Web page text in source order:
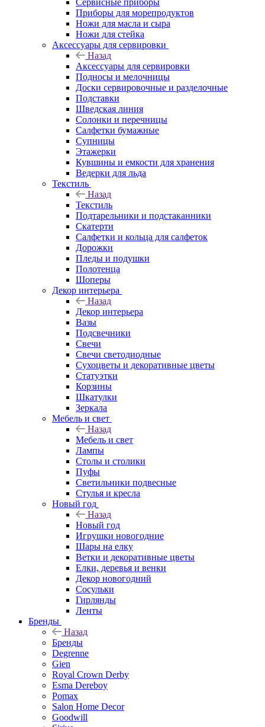
Сервисные приборы
Приборы для морепродуктов
Ножи для масла и сыра
Ножи для стейка
Аксессуары для сервировки
Назад
Аксессуары для сервировки
Подносы и мелочницы
Доски сервировочные и разделочные
Подставки
Шведская линия
Солонки и перечницы
Салфетки бумажные
Супницы
Этажерки
Кувшины и емкости для хранения
Ведерки для льда
Текстиль
Назад
Текстиль
Подтарельники и подстаканники
Скатерти
Салфетки и кольца для салфеток
Дорожки
Пледы и подушки
Полотенца
Шоперы
Декор интерьера
Назад
Декор интерьера
Вазы
Подсвечники
Свечи
Свечи светодиодные
Сухоцветы и декоративные цветы
Статуэтки
Корзины
Шкатулки
Зеркала
Мебель и свет
Назад
Мебель и свет
Лампы
Столы и столики
Пуфы
Светильники подвесные
Стулья и кресла
Новый год
Назад
Новый год
Игрушки новогодние
Шары на елку
Ветки и декоративные цветы
Елки, деревья и венки
Декор новогодний
Сосульки
Гирлянды
Ленты
Бренды
Назад
Бренды
Degrenne
Gien
Royal Crown Derby
Esma Dereboy
Pomax
Salon Home Decor
Goodwill